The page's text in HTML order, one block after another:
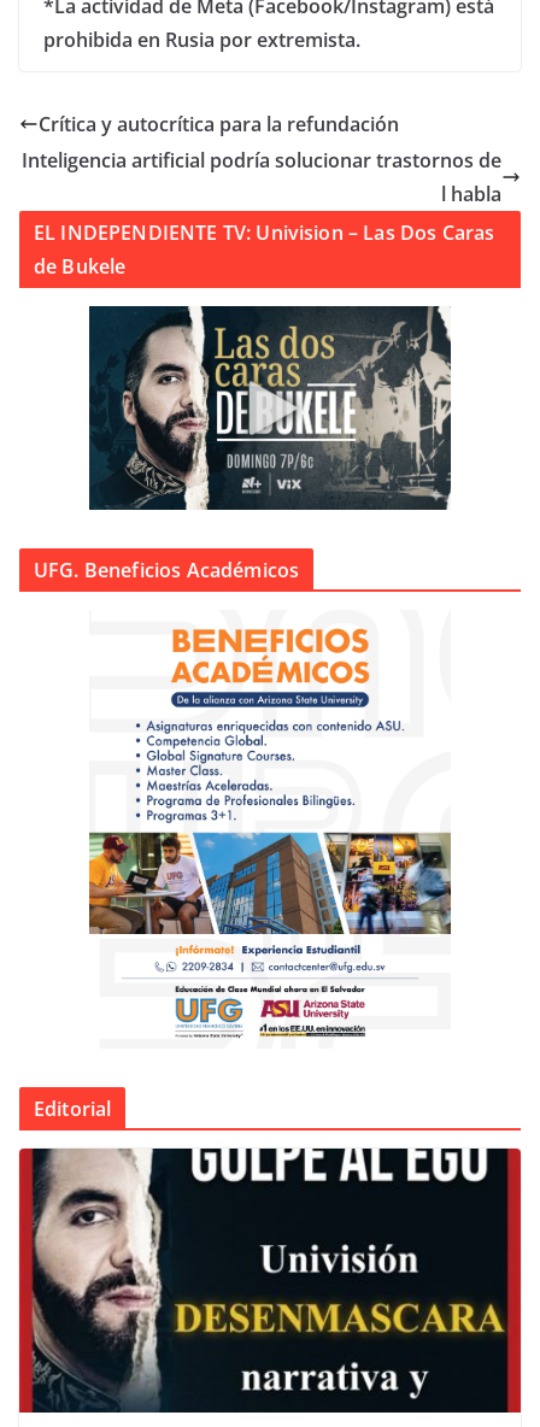
*La actividad de Meta (Facebook/Instagram) está
prohibida en Rusia por extremista.
Crítica y autocrítica para la refundación
Inteligencia artificial podría solucionar trastornos de
l habla
EL INDEPENDIENTE TV: Univision – Las Dos Caras
de Bukele
UFG. Beneficios Académicos
Editorial